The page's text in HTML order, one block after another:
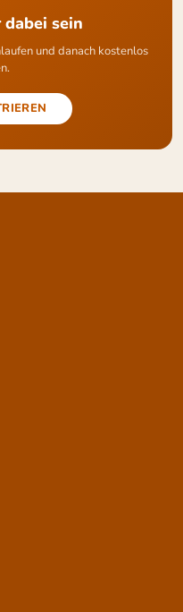
sein
und danach kostenlos